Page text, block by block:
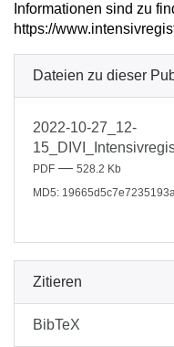
Informationen sind zu
https://
Dateien zu dieser
2022-10-27_12-
PDF — 528.2 Kb
MD5:
Zitieren
BibTeX